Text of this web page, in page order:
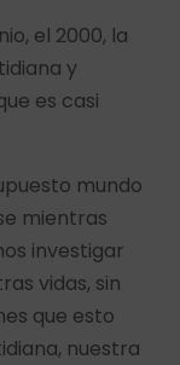
el 2000, la
y
es casi
mundo
mientras
investigar
vidas, sin
que esto
nuestra